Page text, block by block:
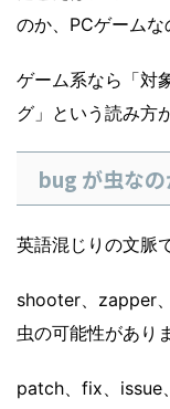
のか、PCゲームな
ゲーム系なら「対
グ」という読み方
bug が虫な
英語混じりの文脈
shooter、zapper
虫の可能性があり
patch、fix、issue